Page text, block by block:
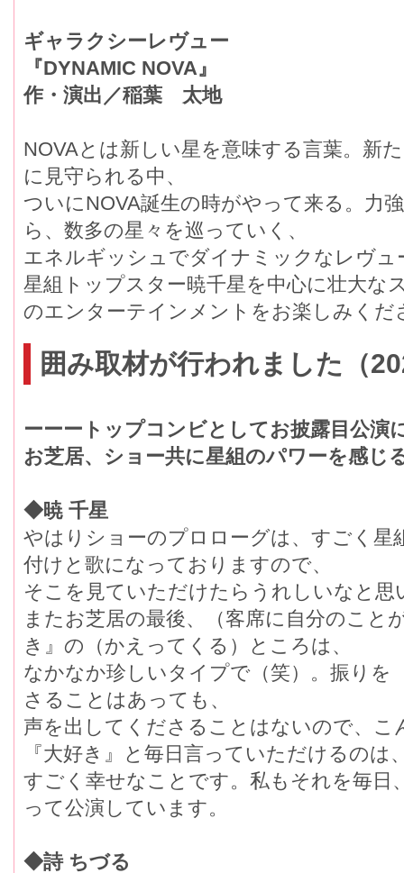
ギャラクシーレヴュー
『DYNAMIC NOVA』
作・演出／稲葉 太地
NOVAとは新しい星を意味する言葉。新
に見守られる中、
ついにNOVA誕生の時がやって来る。力
ら、数多の星々を巡っていく、
エネルギッシュでダイナミックなレヴュ
星組トップスター暁千星を中心に壮大な
のエンターテインメントをお
囲み取材が行われました（
ーーートップコンビとしてお披露目公演
お芝居、ショー共に星組のパワーを感じ
◆暁 千星
やはりショーのプロローグは、すごく星
付けと歌になっておりますので、
そこを見ていただけたらうれしいなと思
またお芝居の最後、（客席に自分のこと
き』の（かえってくる）ところは、
なかなか珍しいタイプで（笑）。振りを
さることはあっても、
声を出してくださることはないので、
『大好き』と毎日言っていただけるのは
すごく幸せなことです。私もそれを毎日
って公演しています。
◆詩 ちづる